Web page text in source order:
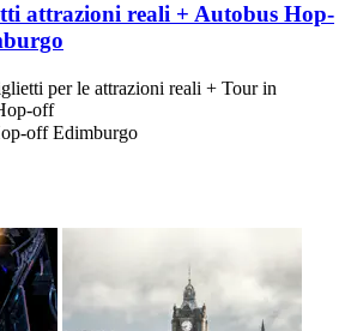
attrazioni reali + Autobus Hop-
per le attrazioni reali + Tour in
off
off Edimburgo